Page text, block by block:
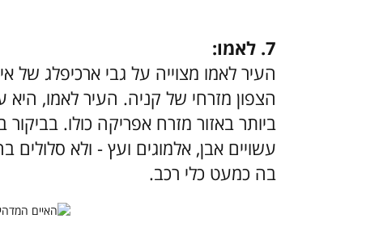
7. לאמו:
העיר לאמו מצוייה על גבי ארכיפלג של
הצפון מזרחי של קניה. העיר לאמו,
ביותר באזור מזרח אפריקה כולו. בביקור
עשויים אבן, אלמוגים ועץ - ולא
בה כמעט כלי רכב.